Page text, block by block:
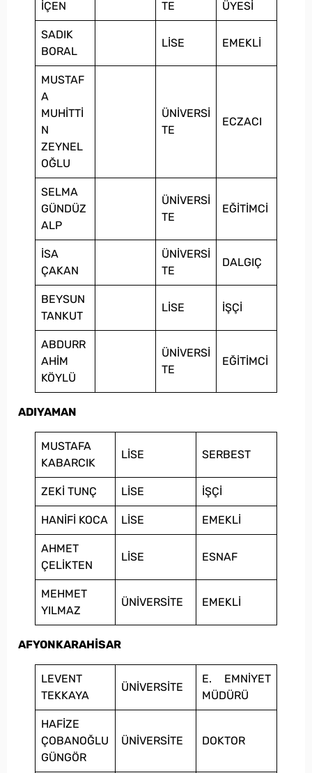
İÇEN TE ÜYESİ
SADIK
BORAL
LİSE EMEKLİ
MUSTAF
A
MUHİTTİ
N
ZEYNEL
OĞLU
ÜNİVERSİ
TE
ECZACI
SELMA
GÜNDÜZ
ALP
ÜNİVERSİ
TE
EĞİTİMCİ
İSA
ÇAKAN
ÜNİVERSİ
TE
DALGIÇ
BEYSUN
TANKUT
LİSE İŞÇİ
ABDURR
AHİM
KÖYLÜ
ÜNİVERSİ
TE
EĞİTİMCİ
ADIYAMAN
MUSTAFA
KABARCIK
LİSE SERBEST
ZEKİ TUNÇ LİSE İŞÇİ
HANİFİ KOCA LİSE EMEKLİ
AHMET
ÇELİKTEN
LİSE ESNAF
MEHMET
YILMAZ
ÜNİVERSİTE EMEKLİ
AFYONKARAHİSAR
LEVENT
TEKKAYA
ÜNİVERSİTE
E. EMNİYET
MÜDÜRÜ
HAFİZE
ÇOBANOĞLU
GÜNGÖR
ÜNİVERSİTE DOKTOR